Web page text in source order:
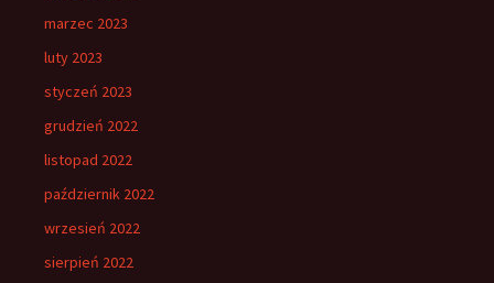
marzec 2023
luty 2023
styczeń 2023
grudzień 2022
listopad 2022
październik 2022
wrzesień 2022
sierpień 2022